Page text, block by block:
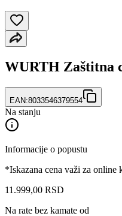
WURTH Zaštitna
EAN:8033546379554
Na stanju
Informacije o popustu
*Iskazana cena važi za online
11.999,00 RSD
Na rate bez kamate od